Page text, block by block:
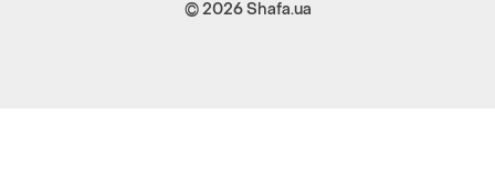
© 2026Shafa.ua